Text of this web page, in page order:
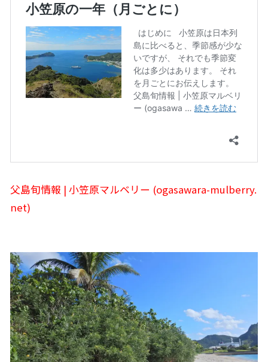
父島旬情報 | 小笠原マルベリー (ogasawara-mulberry.
net)